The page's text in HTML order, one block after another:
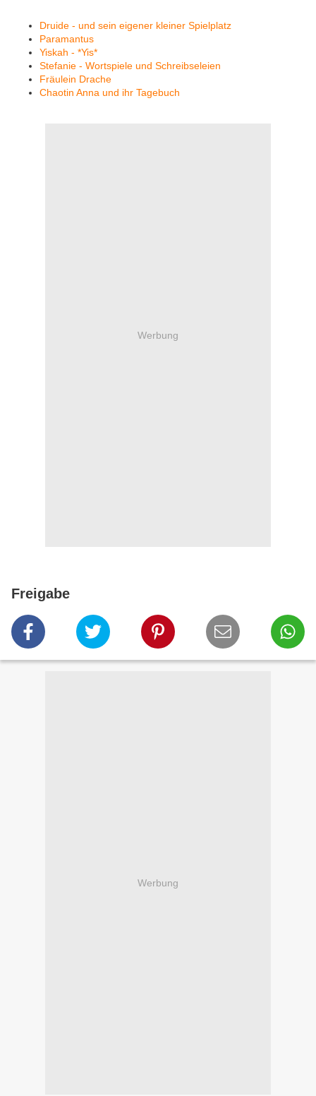
Druide - und sein eigener kleiner Spielplatz
Paramantus
Yiskah - *Yis*
Stefanie - Wortspiele und Schreibseleien
Fräulein Drache
Chaotin Anna und ihr Tagebuch
Werbung
Freigabe
Werbung